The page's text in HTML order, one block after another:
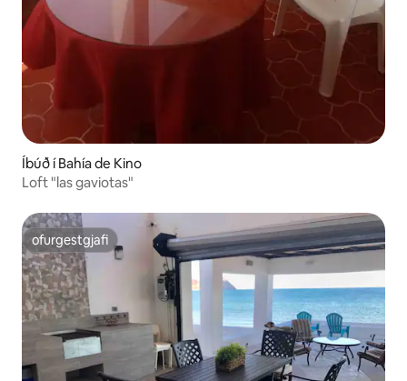
Íbúð í Bahía de Kino
Loft "las gaviotas"
ofurgestgjafi
ofurgestgjafi